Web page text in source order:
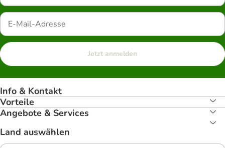
Jetzt anmelden
Info & Kontakt
Vorteile
Angebote & Services
Land auswählen